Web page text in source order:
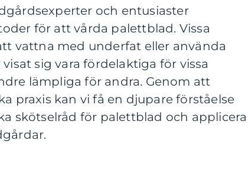
och entusiaster
för att vårda palettblad. Vissa
vattna med underfat eller använda
sig vara fördelaktiga för vissa
lämpliga för andra. Genom att
praxis kan vi få en djupare förståelse
skötselråd för palettblad och applicera